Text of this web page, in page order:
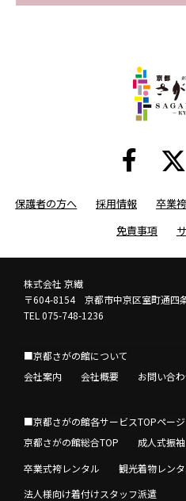
保護者の方へ 採用情報 卒業
免責事項
株式会社 京繊
〒604-8154 京都市中京区室町通四
TEL 075-748-1236
■京都さがの館について
会社案内
会社概要 お問い合
■京都さがの館各サービスTOPページ
京都さがの館総合TOP
成人式振
卒業式袴レンタル
観光着物レン
法人様向け着付けスタッフ派遣